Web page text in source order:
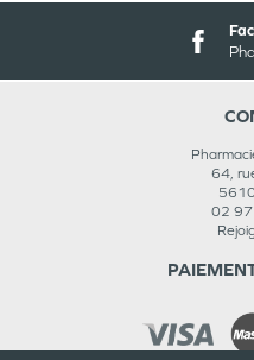
64,
02